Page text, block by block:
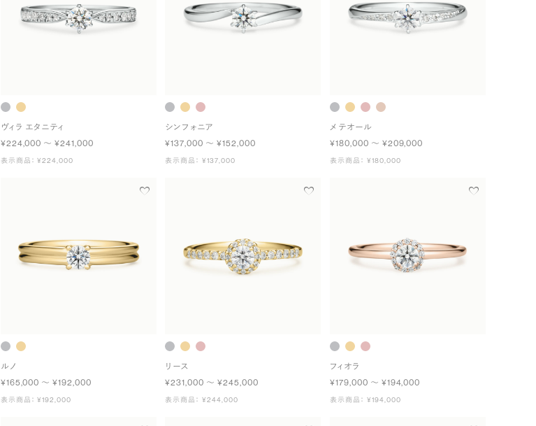
ヴィラ エタニティ
¥224,000 〜 ¥241,000
表示商品： ¥224,000
シンフォニア
¥137,000 〜 ¥152,000
表示商品： ¥137,000
メテオール
¥180,000 〜 ¥209,000
表示商品： ¥180,000
ルノ
¥165,000 〜 ¥192,000
表示商品： ¥192,000
リース
¥231,000 〜 ¥245,000
表示商品： ¥244,000
フィオラ
¥179,000 〜 ¥194,000
表示商品： ¥194,000